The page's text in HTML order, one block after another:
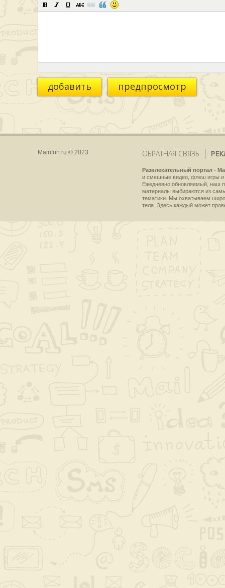
добавить предпросмотр
Mainfun.ru © 2023 ОБРАТНАЯ СВЯЗЬ
Развлекательный портал -
и смешные видео, флеш игры и
Ежедневно обновляемый, наш
материалы выбираются из
тематики. Мы охватываем
тела. Здесь каждый может